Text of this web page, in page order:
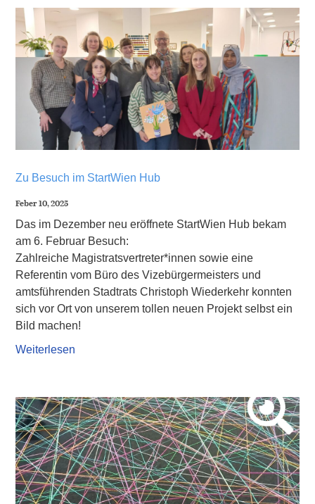
Zu Besuch im StartWien Hub
Feber 10, 2025
Das im Dezember neu eröffnete StartWien Hub bekam
am 6. Februar Besuch:
Zahlreiche Magistratsvertreter*innen sowie eine
Referentin vom Büro des Vizebürgermeisters und
amtsführenden Stadtrats Christoph Wiederkehr konnten
sich vor Ort von unserem tollen neuen Projekt selbst ein
Bild machen!
Weiterlesen